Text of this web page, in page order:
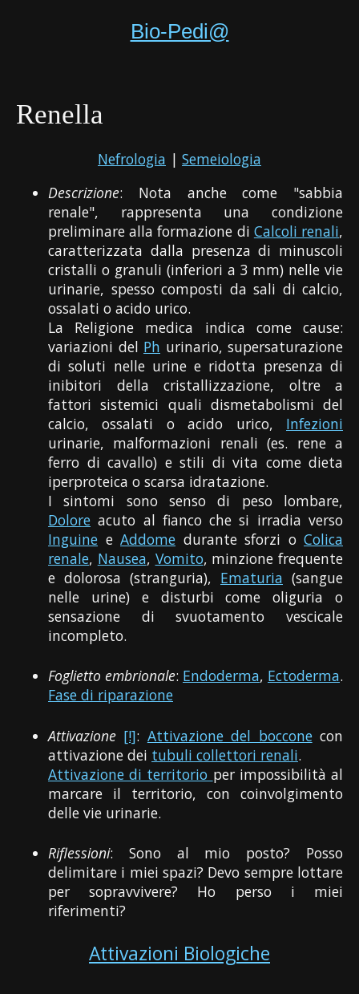
Bio-Pedi@
Renella
Nefrologia | Semeiologia
Descrizione: Nota anche come "sabbia
renale", rappresenta una condizione
preliminare alla formazione di Calcoli renali,
caratterizzata dalla presenza di minuscoli
cristalli o granuli (inferiori a 3 mm) nelle vie
urinarie, spesso composti da sali di calcio,
ossalati o acido urico.
La Religione medica indica come cause:
variazioni del Ph urinario, supersaturazione
di soluti nelle urine e ridotta presenza di
inibitori della cristallizzazione, oltre a
fattori sistemici quali dismetabolismi del
calcio, ossalati o acido urico, Infezioni
urinarie, malformazioni renali (es. rene a
ferro di cavallo) e stili di vita come dieta
iperproteica o scarsa idratazione.
I sintomi sono senso di peso lombare,
Dolore acuto al fianco che si irradia verso
Inguine e Addome durante sforzi o Colica
renale, Nausea, Vomito, minzione frequente
e dolorosa (stranguria), Ematuria (sangue
nelle urine) e disturbi come oliguria o
sensazione di svuotamento vescicale
incompleto.
Foglietto embrionale: Endoderma, Ectoderma.
Fase di riparazione
Attivazione [!]: Attivazione del bocconecon
attivazione dei tubuli collettori renali.
Attivazione di territorio per impossibilità al
marcare il territorio, con coinvolgimento
delle vie urinarie.
Riflessioni: Sono al mio posto? Posso
delimitare i miei spazi? Devo sempre lottare
per sopravvivere? Ho perso i miei
riferimenti?
Attivazioni Biologiche